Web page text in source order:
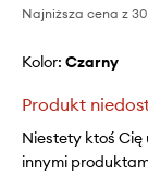
Najniższa cena z
Kolor: czarny
Produkt
Niestety ktoś Cię
innymi